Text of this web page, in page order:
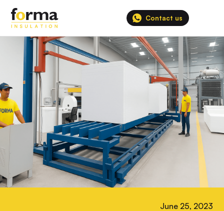
Contact us
June 25, 2023
الصفحة الرئيسية > المدونة